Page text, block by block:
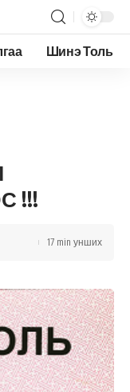
Шинэ Толь
!!!
17 min унших